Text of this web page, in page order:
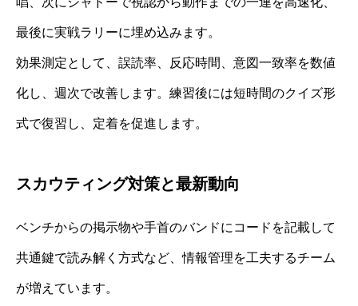
最後に実戦ラリーに埋め込みます。
効果測定として、誤読率、反応時間、意図一致率を数値
化し、週次で改善します。練習後には短時間のクイズ形
式で復習し、定着を促進します。
スカウティング対策と最新動向
ベンチからの掲示物や手首のバンドにコードを記載して
共通鍵で読み解く方式など、情報管理を工夫するチーム
が増えています。